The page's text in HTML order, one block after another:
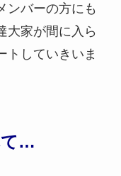
ンバーの方にも
大家が間に入ら
トしていきいま
て…